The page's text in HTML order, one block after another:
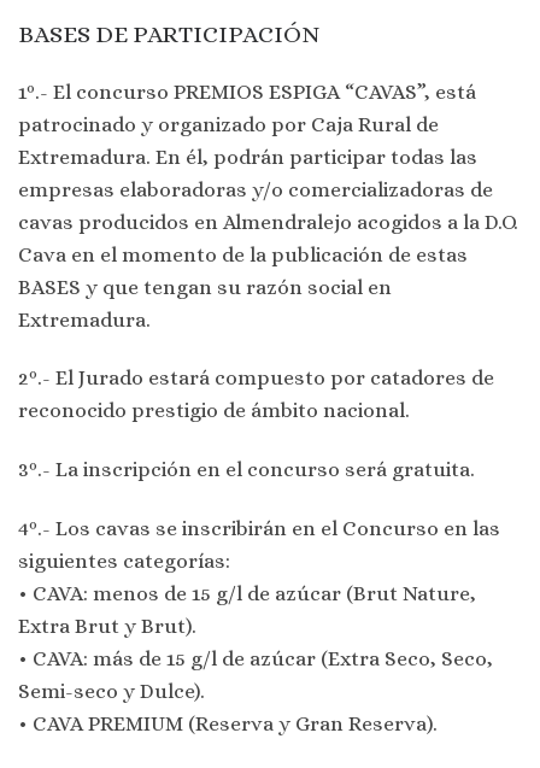
BASES DE PARTICIPACIÓN
1º.- El concurso PREMIOS ESPIGA “CAVAS”, está
patrocinado y organizado por Caja Rural de
Extremadura. En él, podrán participar todas las
empresas elaboradoras y/o comercializadoras de
cavas producidos en Almendralejo acogidos a la D.O.
Cava en el momento de la publicación de estas
BASES y que tengan su razón social en
Extremadura.
2º.- El Jurado estará compuesto por catadores de
reconocido prestigio de ámbito nacional.
3º.- La inscripción en el concurso será gratuita.
4º.- Los cavas se inscribirán en el Concurso en las
siguientes categorías:
• CAVA: menos de 15 g/l de azúcar (Brut Nature,
Extra Brut y Brut).
• CAVA: más de 15 g/l de azúcar (Extra Seco, Seco,
Semi-seco y Dulce).
• CAVA PREMIUM (Reserva y Gran Reserva).